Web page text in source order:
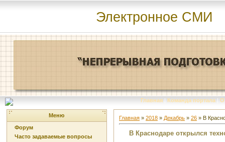
Электронное СМИ
Главная | Команда портала | О
Меню
Форум
Часто задаваемые вопросы
Главная » 2018 » Декабрь » 26 » В
В Краснодаре открылся